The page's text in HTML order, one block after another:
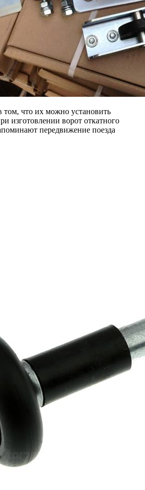
том, что их можно установить
изготовлении ворот откатного
передвижение поезда